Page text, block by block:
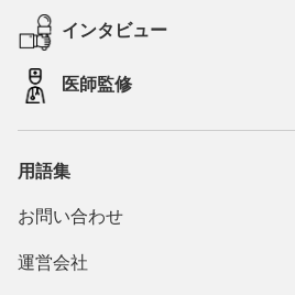
インタビュー
医師監修
用語集
お問い合わせ
運営会社